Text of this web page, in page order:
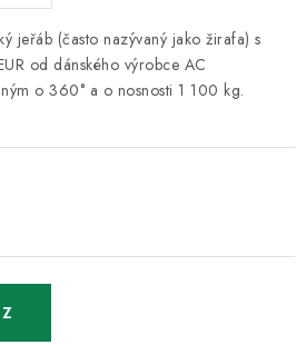
Reference
Bazar
Kontakty
Moje objednávka
ochrany osobních údajů
jeřáb (často nazývaný jako žirafa) s
od dánského výrobce AC
o 360° a o nosnosti 1 100 kg.